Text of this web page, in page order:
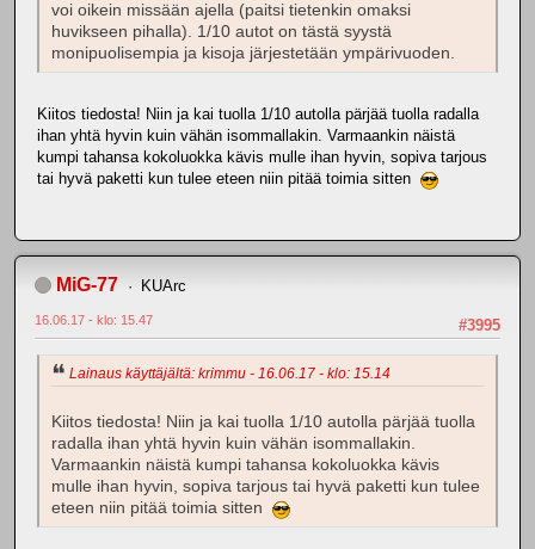
voi oikein missään ajella (paitsi tietenkin omaksi
huvikseen pihalla). 1/10 autot on tästä syystä
monipuolisempia ja kisoja järjestetään ympärivuoden.
Kiitos tiedosta! Niin ja kai tuolla 1/10 autolla pärjää tuolla radalla
ihan yhtä hyvin kuin vähän isommallakin. Varmaankin näistä
kumpi tahansa kokoluokka kävis mulle ihan hyvin, sopiva tarjous
tai hyvä paketti kun tulee eteen niin pitää toimia sitten
MiG-77 KUArc
#3995
16.06.17 - klo: 15.47
Lainaus käyttäjältä: krimmu - 16.06.17 - klo: 15.14
Kiitos tiedosta! Niin ja kai tuolla 1/10 autolla pärjää tuolla
radalla ihan yhtä hyvin kuin vähän isommallakin.
Varmaankin näistä kumpi tahansa kokoluokka kävis
mulle ihan hyvin, sopiva tarjous tai hyvä paketti kun tulee
eteen niin pitää toimia sitten